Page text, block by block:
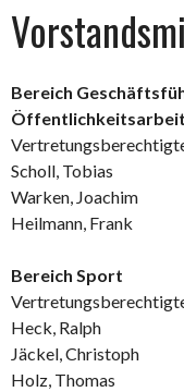
Bereich
Öffentlichkeitsarbeit
Scholl, Tobias
Warken, Joachim
Heilmann, Frank
Bereich Sport
Heck, Ralph
Jäckel, Christoph
Holz, Thomas